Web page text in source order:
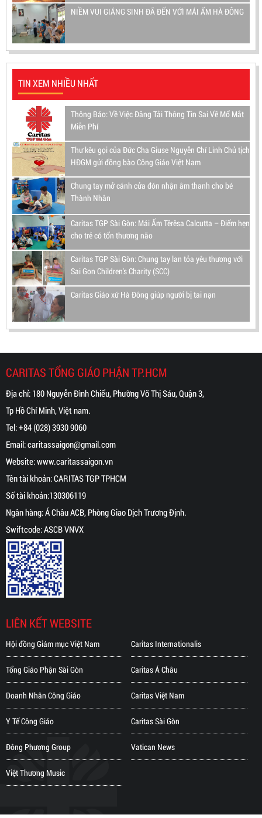
NIỀM VUI GIÁNG SINH ĐÃ ĐẾN VỚI MÁI ẤM HÀ ĐÔNG
TIN XEM NHIỀU NHẤT
Thông Báo: Về Việc Đăng Tải Thông Tin Sai Về Mổ Mắt
Miễn Phí
Thư kêu gọi của Đức Cha Giuse Nguyễn Chí Linh Chủ tịch
HĐGM gửi đồng bào Công Giáo Việt Nam
Chung tay mở cánh cửa đón nhận âm thanh cho bé
Thành Nhân
Caritas TGP Sài Gòn: Mái Ấm Têrêsa Calcutta – Điểm hẹn
cho trẻ có tổn thương não
Caritas TGP Sài Gòn: Chung tay lan tỏa yêu thương với
Sai Gon Children's Charity (SCC)
Caritas Giáo xứ Hà Đông giúp người bị tai nạn
CARITAS TỔNG GIÁO PHẬN TP.HCM
Địa chỉ: 180 Nguyễn Đình Chiểu, Phường Võ Thị Sáu, Quận 3,
Tp Hồ Chí Minh, Việt nam.
Tel:+84 (028) 3930 9060
Email:caritassaigon@gmail.com
Website:www.caritassaigon.vn
Tên tài khoản: CARITAS TGP TPHCM
Số tài khoản:130306119
Ngân hàng: Á Châu ACB, Phòng Giao Dịch Trương Định.
Swiftcode: ASCB VNVX
LIÊN KẾT WEBSITE
Hội đồng Giám mục Việt Nam
Tổng Giáo Phận Sài Gòn
Doanh Nhân Công Giáo
Y Tế Công Giáo
Đông Phương Group
Việt Thương Music
Caritas Internationalis
Caritas Á Châu
Caritas Việt Nam
Caritas Sài Gòn
Vatican News